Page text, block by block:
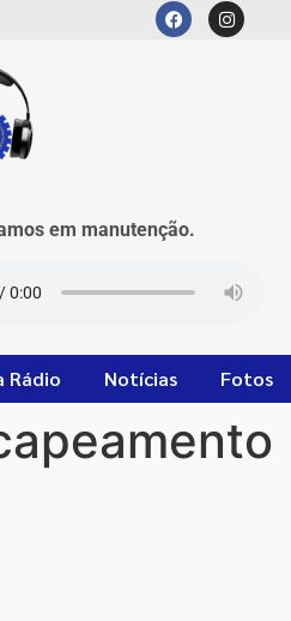
em manutenção.
Rádio Notícias Fotos